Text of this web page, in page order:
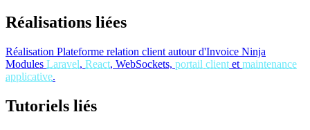
Réalisations liées
Réalisation Plateforme relation client autour d'Invoice Ninja
Modules Laravel, React, WebSockets, portail client et maintenance
applicative.
Tutoriels liés